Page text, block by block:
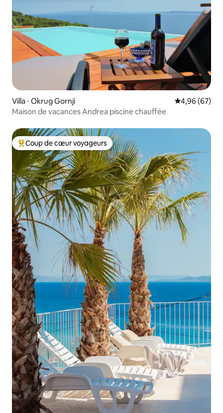
Villa ⋅ Okrug Gornji Évaluation
4,96 (67)
Maison de vacances Andrea piscine chauffée
Coups de cœur voyageurs les plus appréciés
Coup de cœur voyageurs